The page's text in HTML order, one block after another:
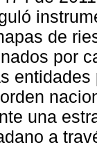
de
por
una
a